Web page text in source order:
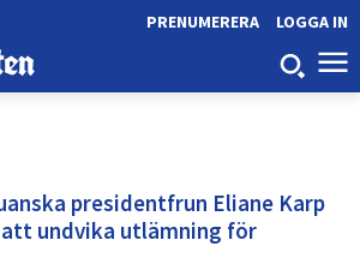
LOGGA IN
PRENUMERERA
presidentfrun Eliane Karp
undvika utlämning för